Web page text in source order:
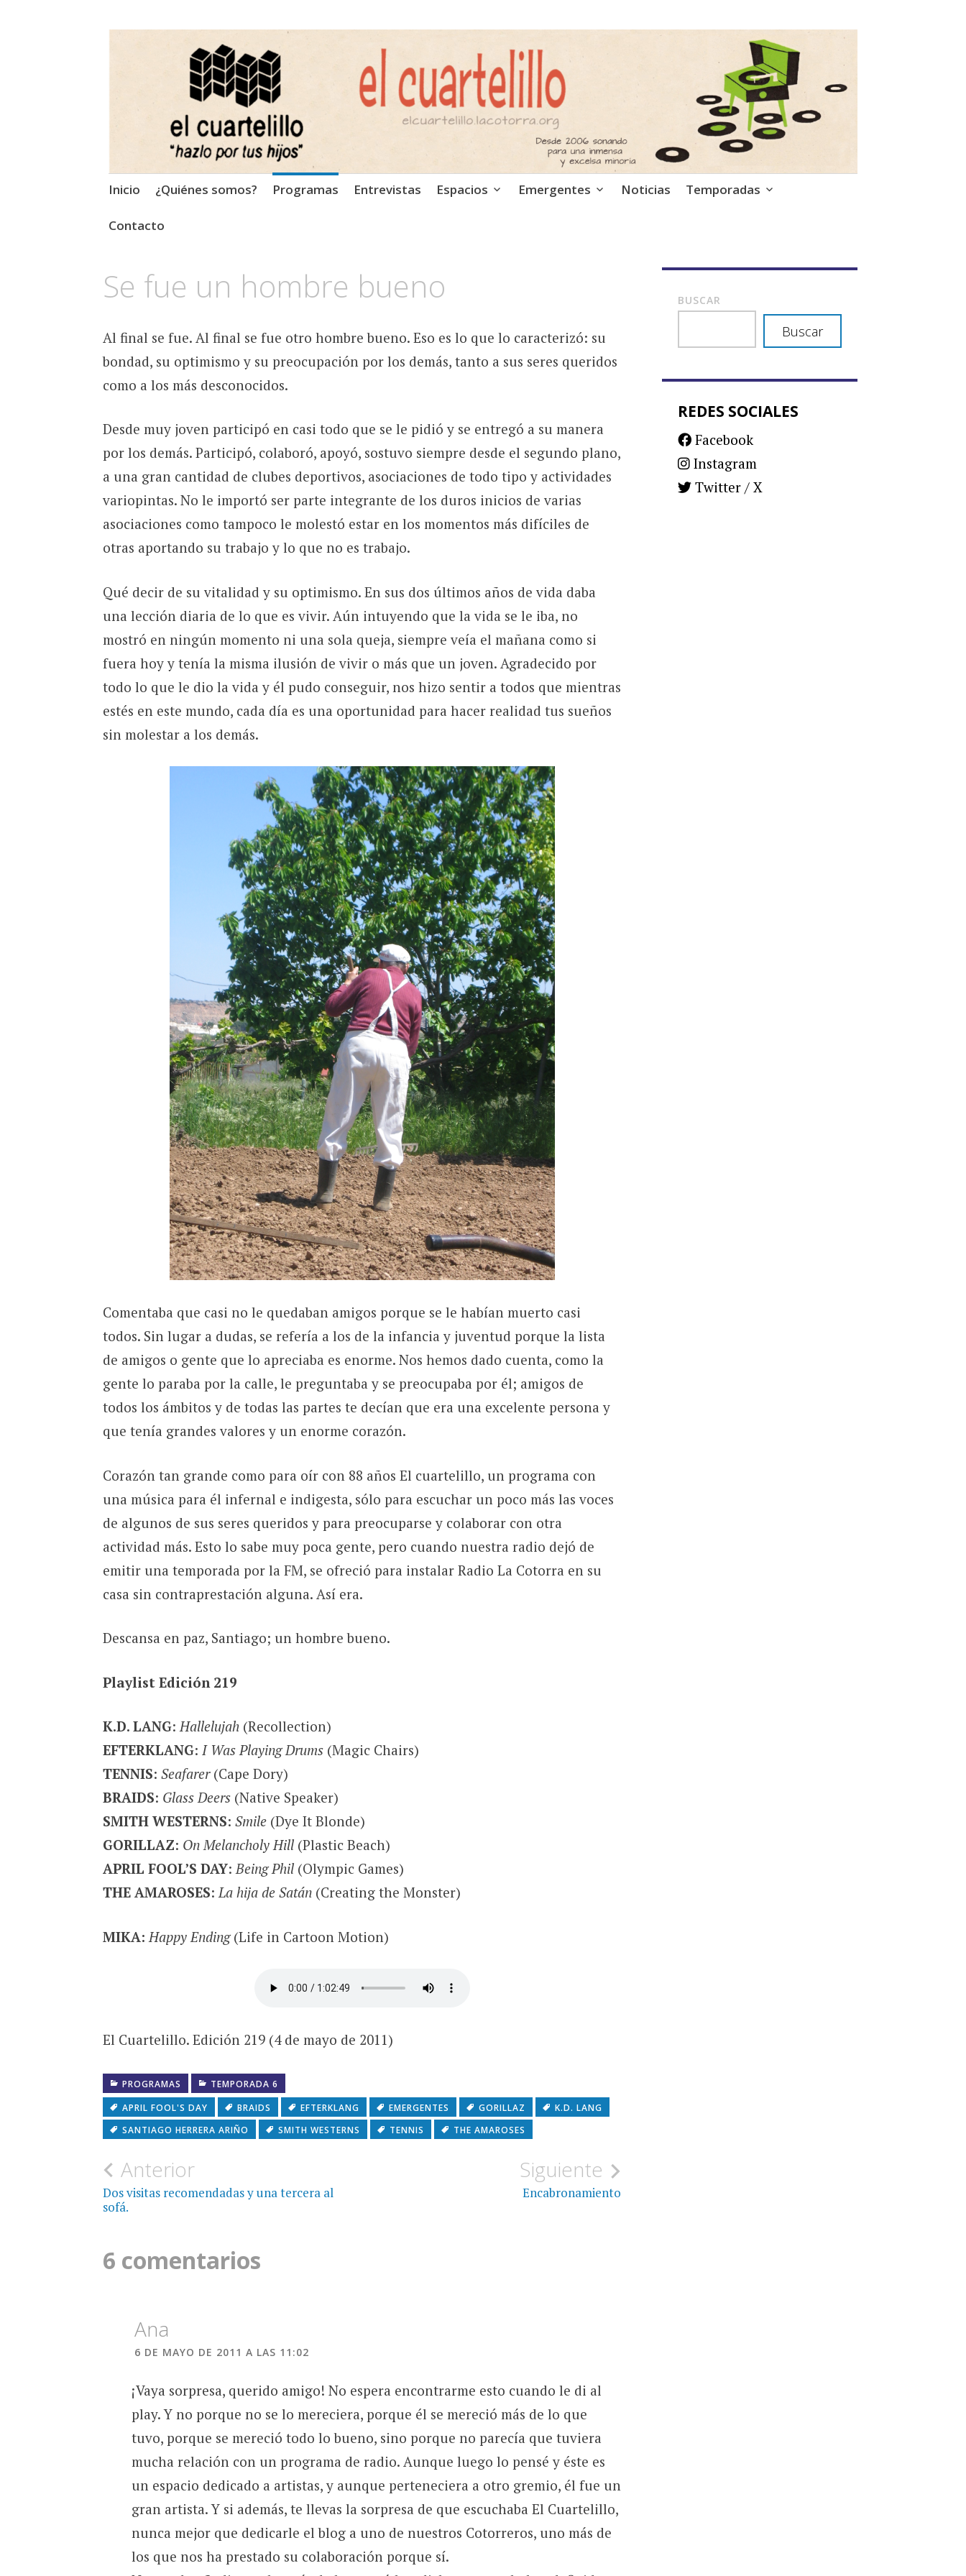
El Cuartelillo
Programa de radio de música independiente. Podcast
Saltar
contenido
Inicio ¿Quiénes somos? Programas Entrevistas Espacios Emergentes Noticias Temporadas
Contacto
Se fue un hombre bueno
Al final se fue. Al final se fue otro hombre bueno. Eso es lo que lo caracterizó: su
bondad, su optimismo y su preocupación por los demás, tanto a sus seres queridos
como a los más desconocidos.
Desde muy joven participó en casi todo que se le pidió y se entregó a su manera
por los demás. Participó, colaboró, apoyó, sostuvo siempre desde el segundo plano,
a una gran cantidad de clubes deportivos, asociaciones de todo tipo y actividades
variopintas. No le importó ser parte integrante de los duros inicios de varias
asociaciones como tampoco le molestó estar en los momentos más difíciles de
otras aportando su trabajo y lo que no es trabajo.
Qué decir de su vitalidad y su optimismo. En sus dos últimos años de vida daba
una lección diaria de lo que es vivir. Aún intuyendo que la vida se le iba, no
mostró en ningún momento ni una sola queja, siempre veía el mañana como si
fuera hoy y tenía la misma ilusión de vivir o más que un joven. Agradecido por
todo lo que le dio la vida y él pudo conseguir, nos hizo sentir a todos que mientras
estés en este mundo, cada día es una oportunidad para hacer realidad tus sueños
sin molestar a los demás.
Comentaba que casi no le quedaban amigos porque se le habían muerto casi
todos. Sin lugar a dudas, se refería a los de la infancia y juventud porque la lista
de amigos o gente que lo apreciaba es enorme. Nos hemos dado cuenta, como la
gente lo paraba por la calle, le preguntaba y se preocupaba por él; amigos de
todos los ámbitos y de todas las partes te decían que era una excelente persona y
que tenía grandes valores y un enorme corazón.
Corazón tan grande como para oír con 88 años El cuartelillo, un programa con
una música para él infernal e indigesta, sólo para escuchar un poco más las voces
de algunos de sus seres queridos y para preocuparse y colaborar con otra
actividad más. Esto lo sabe muy poca gente, pero cuando nuestra radio dejó de
emitir una temporada por la FM, se ofreció para instalar Radio La Cotorra en su
casa sin contraprestación alguna. Así era.
Descansa en paz, Santiago; un hombre bueno.
Playlist Edición 219
K.D. LANG:Hallelujah (Recollection)
EFTERKLANG: I Was Playing Drums(Magic Chairs)
TENNIS: Seafarer(Cape Dory)
BRAIDS: Glass Deers(Native Speaker)
SMITH WESTERNS: Smile(Dye It Blonde)
GORILLAZ: On Melancholy Hill(Plastic Beach)
APRIL FOOL’S DAY:Being Phil(Olympic Games)
THE AMAROSES:La hija de Satán(Creating the Monster)
MIKA: Happy Ending(Life in Cartoon Motion)
El Cuartelillo. Edición 219 (4 de mayo de 2011)
PROGRAMAS
TEMPORADA 6
APRIL FOOL'S DAY
BRAIDS EFTERKLANG EMERGENTES GORILLAZ
K.D. LANG
SANTIAGO HERRERA ARIÑO
SMITH WESTERNS TENNIS THE AMAROSES
Navegación
de
Anterior
Dos visitas recomendadas y una tercera al
sofá.
Siguiente
Encabronamiento
6 comentarios
Ana
6 DE MAYO DE 2011 A LAS 11:02
¡Vaya sorpresa, querido amigo! No espera encontrarme esto cuando le di al
play. Y no porque no se lo mereciera, porque él se mereció más de lo que
tuvo, porque se mereció todo lo bueno, sino porque no parecía que tuviera
mucha relación con un programa de radio. Aunque luego lo pensé y éste es
un espacio dedicado a artistas, y aunque perteneciera a otro gremio, él fue un
gran artista. Y si además, te llevas la sorpresa de que escuchaba El Cuartelillo,
nunca mejor que dedicarle el blog a uno de nuestros Cotorreros, uno más de
los que nos ha prestado su colaboración porque sí.
BUSCAR
Buscar
REDES SOCIALES
Facebook
Instagram
Twitter / X